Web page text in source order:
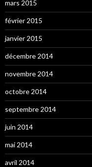
mars 2015
février 2015
janvier 2015
décembre 2014
novembre 2014
octobre 2014
septembre 2014
juin 2014
mai 2014
avril 2014